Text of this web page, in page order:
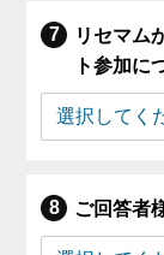
リセマム
ト参加に
ご回答者